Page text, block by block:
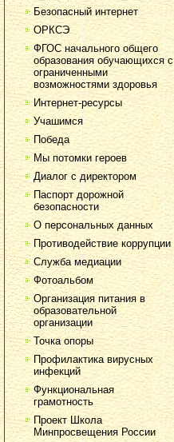
Безопасный интернет
ОРКСЭ
ФГОС начального общего
образования обучающихся с
ограниченными
возможностями здоровья
Интернет-ресурсы
Учашимся
Победа
Мы потомки героев
Диалог с директором
Паспорт дорожной
безопасности
О персональных данных
Противодействие коррупции
Служба медиации
Фотоальбом
Организация питания в
образовательной
организации
Точка опоры
Профилактика вирусных
инфекций
Функциональная
грамотность
Проект Школа
Минпросвещения России